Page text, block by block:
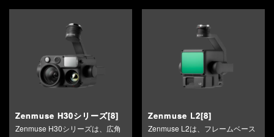
Zenmuse H30シリーズ[8]
Zenmuse H30シリーズは、広角
Zenmuse L2[8]
Zenmuse L2は、フレームベース